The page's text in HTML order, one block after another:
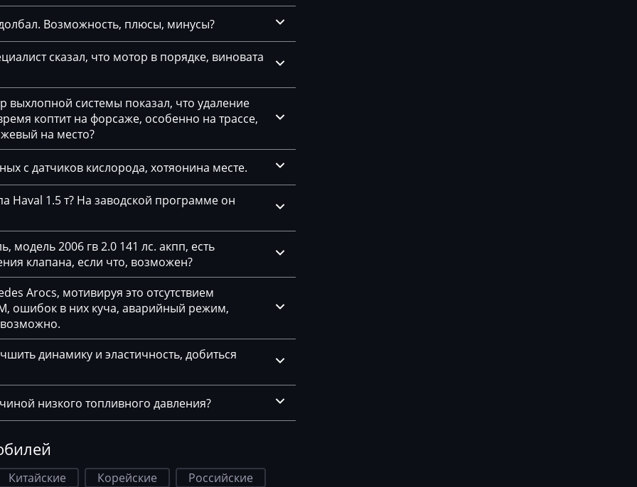
Возможность, плюсы, минусы?
сказал, что мотор в порядке, виновата
выхлопной системы показал, что удаление
коптит на форсаже, особенно на трассе,
на место?
с датчиков кислорода, хотяонина месте.
Haval 1.5 т? На заводской программе он
модель 2006 гв 2.0 141 лс. акпп, есть
клапана, если что, возможен?
Arocs, мотивируя это отсутствием
ошибок в них куча, аварийный режим,
динамику и эластичность, добиться
низкого топливного давления?
Китайские Корейские
Российские